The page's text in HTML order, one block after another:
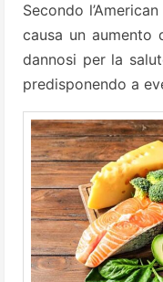
Secondo
causa un aumento
dannosi per la
predisponendo a